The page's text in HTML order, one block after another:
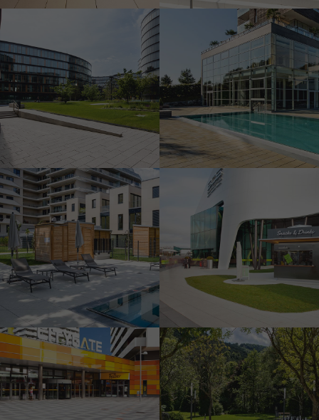
Campus bécsi központja
Spa Resort Styria, Bad
Waltersdorf
Standard szín
homoksárga árnyalt
Pfarrwiesengasse 23, Wien –
a BUWOG Group projektje
Shopping City Süd
Citygate, Bécs Waldeggi lakó-pihenő övezet